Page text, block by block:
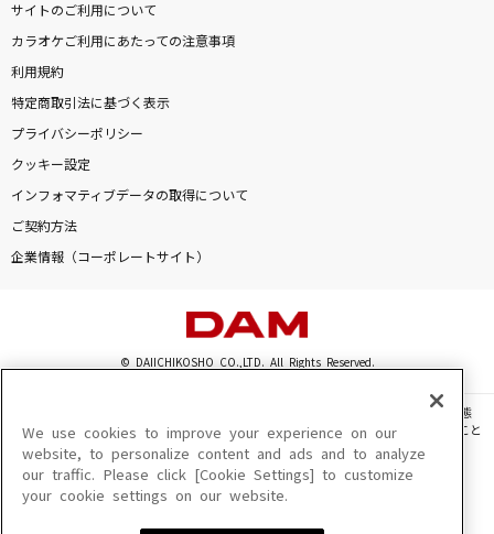
サイトのご利用について
カラオケご利用にあたっての注意事項
利用規約
特定商取引法に基づく表示
プライバシーポリシー
クッキー設定
インフォマティブデータの取得について
ご契約方法
企業情報（コーポレートサイト）
© DAIICHIKOSHO CO.,LTD. All Rights Reserved.
このサイトに掲載されている一切の文章・画像・写真・動画・音声等を、手段や形態
を問わず、著作権法の定める範囲を超えて無断で複製、転載、ファイル化などすること
を禁じます。
楽曲及びコンテンツは、機種によりご利用いただけない場合があります。
楽曲及びコンテンツの配信日、配信内容が変更になる場合があります。
We use cookies to improve your experience on our
website, to personalize content and ads and to analyze
our traffic. Please click [Cookie Settings] to customize
your cookie settings on our website.